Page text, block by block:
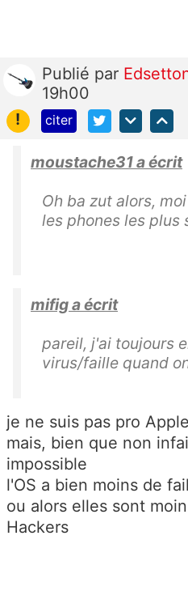
Publié par
19h00
!
citer
moustache31 a écrit
Oh ba zut alors,
les phones les plus
mifig a écrit
pareil, j'ai toujours
virus/faille quand
je ne suis pas pro Apple
mais, bien que non
impossible
l'OS a bien moins de
ou alors elles sont
Hackers